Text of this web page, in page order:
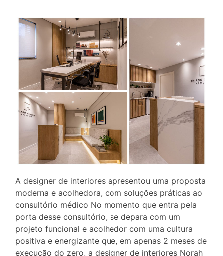
A designer de interiores apresentou uma proposta
moderna e acolhedora, com soluções práticas ao
consultório médico No momento que entra pela
porta desse consultório, se depara com um
projeto funcional e acolhedor com uma cultura
positiva e energizante que, em apenas 2 meses de
execução do zero, a designer de interiores Norah